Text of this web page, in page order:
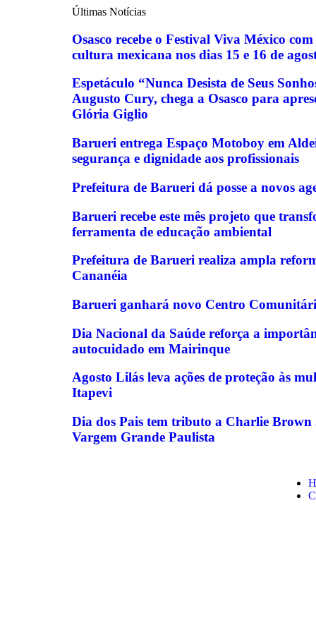
Últimas Notícias
Osasco recebe o Festival Viva México
cultura mexicana nos dias 15 e 16 de
Espetáculo “Nunca Desista de Seus
Augusto Cury, chega a Osasco para
Glória Giglio
Barueri entrega Espaço Motoboy em
segurança e dignidade aos profissionais
Prefeitura de Barueri dá posse a novos
Barueri recebe este mês projeto que
ferramenta de educação ambiental
Prefeitura de Barueri realiza ampla
Cananéia
Barueri ganhará novo Centro
Dia Nacional da Saúde reforça a
autocuidado em Mairinque
Agosto Lilás leva ações de proteção às
Itapevi
Dia dos Pais tem tributo a Charlie Brown
Vargem Grande Paulista